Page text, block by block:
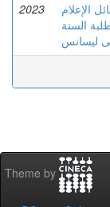
2023
الإعلام
السنة
ليسانس
Theme by